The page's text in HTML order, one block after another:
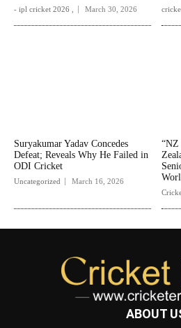
- ipl cricket 2026 , March 30, 2026
Suryakumar Yadav Concedes
Defeat; Reveals Why He Failed in
ODI Cricket
Uncategorized March 16, 2026
“NZ
ABOUT